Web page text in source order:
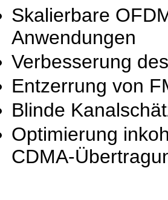
Skalierbare
Anwendungen
Verbesserung
Entzerrung von
Blinde
Optimierung
CDMA-